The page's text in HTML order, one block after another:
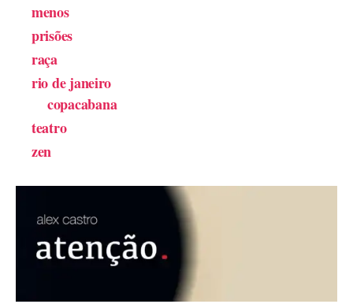
menos
prisões
raça
rio de janeiro
copacabana
teatro
zen